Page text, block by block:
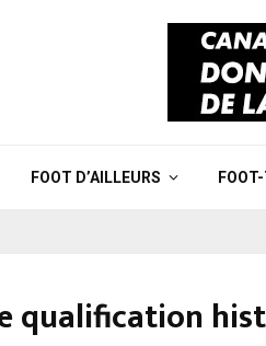
FOOT D’AILLEURS
qualification